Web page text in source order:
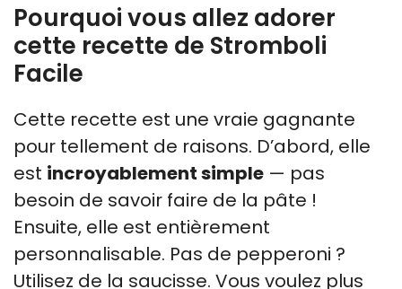
Pourquoi vous allez adorer
cette recette de Stromboli
Facile
Cette recette est une vraie gagnante
pour tellement de raisons. D’abord, elle
est incroyablement simple — pas
besoin de savoir faire de la pâte !
Ensuite, elle est entièrement
personnalisable. Pas de pepperoni ?
Utilisez de la saucisse. Vous voulez plus